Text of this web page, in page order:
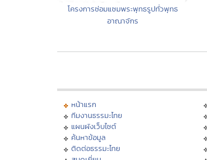
โครงการซ่อมแซมพระพุทธรูปทั่วพุทธ
อาณาจักร
หน้าแรก
ทีมงานธรรมะไทย
แผนผังเว็บไซต์
ค้นหาข้อมูล
ติดต่อธรรมะไทย